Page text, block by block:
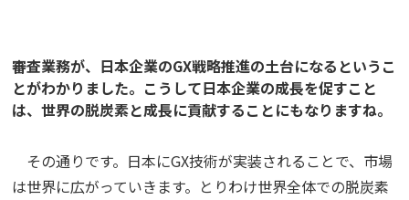
――審査業務が、日本企業のGX戦略推進の土台になるというこ
とがわかりました。こうして日本企業の成長を促すこと
は、世界の脱炭素と成長に貢献することにもなりますね。
その通りです。日本にGX技術が実装されることで、市場
は世界に広がっていきます。とりわけ世界全体での脱炭素